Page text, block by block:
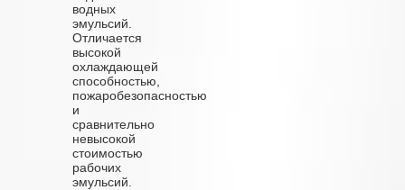
водных
эмульсий.
Отличается
высокой
охлаждающей
способностью,
пожаробезопасностью
и
сравнительно
невысокой
стоимостью
рабочих
эмульсий.